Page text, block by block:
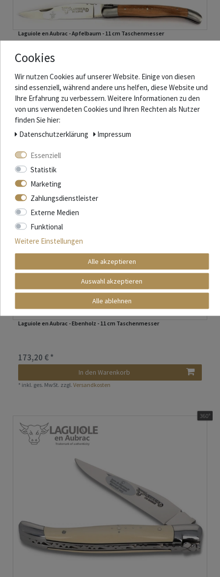
Laguiole en Aubrac - Apfelbaum - 11 cm Taschenmesser
inkl. ges. MwSt. Versandkosten
Laguiole en Aubrac - Ebenholz - 11 cm Taschenmesser
173,20 € *
In den Warenkorb
* inkl. ges. MwSt. zzgl.Versandkosten
360°
Cookies
Wir nutzen Cookies auf unserer Website. Einige von diesen
sind essenziell, während andere uns helfen, diese Website und
Ihre Erfahrung zu verbessern. Weitere Informationen zu den
von uns verwendeten Cookies und Ihren Rechten als Nutzer
finden Sie hier:
Daten­schutz­erklärung
Impressum
Essenziell
Statistik
Marketing
Zahlungsdienstleister
Externe Medien
Funktional
Weitere Einstellungen
Alle akzeptieren
Auswahl akzeptieren
Alle ablehnen